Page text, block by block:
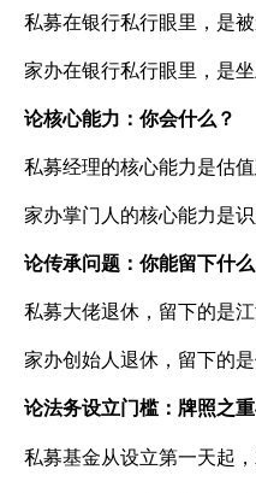
私募在银行私行眼里，是
家办在银行私行眼里，是
论核心能力：你会什么？
私募经理的核心能力是估
家办掌门人的核心能力是
论传承问题：你能留下什么
私募大佬退休，留下的是
家办创始人退休，留下的
论法务设立门槛：牌照之重
私募基金从设立第一天起